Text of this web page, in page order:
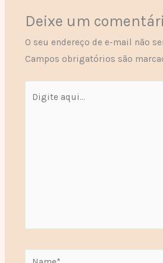
Deixe um
O seu endereço de e-mail não
Campos obrigatórios são
aqui...
Name*